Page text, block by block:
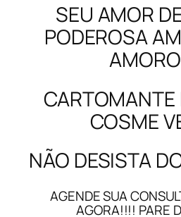
SEU AMOR
PODEROSA
COSME
NÃO DESISTA
AGENDE SUA
AGORA!!!! PARE